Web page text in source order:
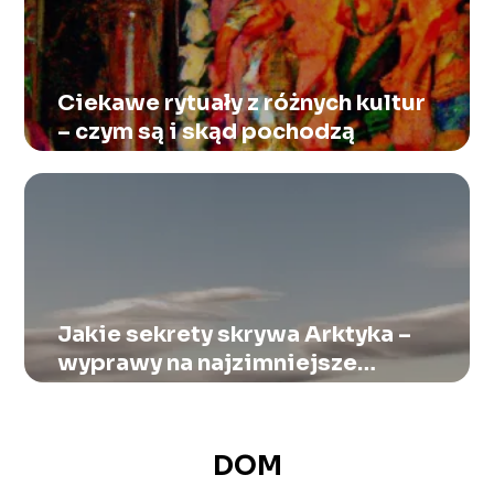
Ciekawe rytuały z różnych kultur
– czym są i skąd pochodzą
Jakie sekrety skrywa Arktyka –
wyprawy na najzimniejsze
DOM